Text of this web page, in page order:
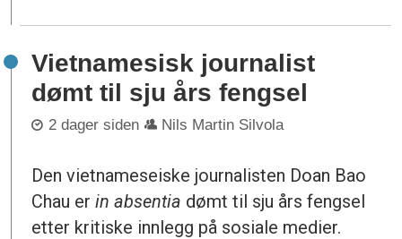
Vietnamesisk journalist
dømt til sju års fengsel
2 dager siden Nils Martin Silvola
Den vietnameseiske journalisten Doan Bao
Chau erin absentia dømt til sju års fengsel
etter kritiske innlegg på sosiale medier.